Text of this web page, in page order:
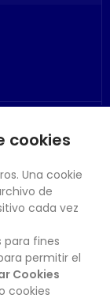
cookies
Una cookie
de
cada vez
para fines
permitir el
Cookies
cookies